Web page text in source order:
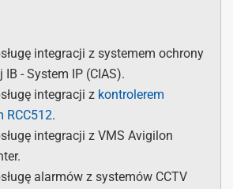
integracji z systemem ochrony
- System IP (CIAS).
integracji z kontrolerem
RCC512.
integracji z VMS Avigilon
alarmów z systemów CCTV